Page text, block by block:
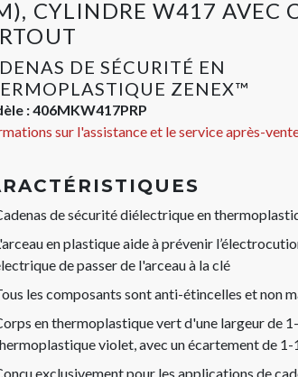
CYLINDRE W417 AVEC
DE SÉCURITÉ EN
ZENEX™
:406MKW417PRP
sur l'assistance et le service après-
de sécurité diélectrique en
en plastique aide à prévenir
de passer de l'arceau à la clé
les composants sont anti-étincelles et non
en thermoplastique vert d'une largeur de
violet, avec un écartement de
exclusivement pour les applications de